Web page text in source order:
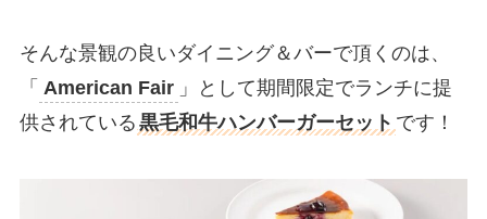
そんな景観の良いダイニング＆バーで頂くのは、
「 American Fair 」として期間限定でランチに提
供されている 黒毛和牛ハンバーガーセット です！